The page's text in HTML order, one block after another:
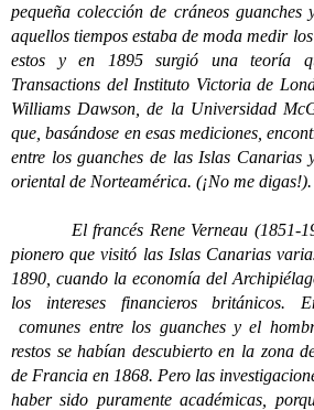
pequeña colección de cráneos
aquellos tiempos estaba de moda medir
estos y en 1895 surgió una teoría
Transactions del Instituto Victoria de
Williams Dawson, de la Universidad
que, basándose en esas mediciones,
entre los guanches de las Islas Canarias
oriental de Norteamérica. (¡No me digas!).
El francés Rene Verneau (1851-
pionero que visitó las Islas Canarias
1890, cuando la economía del
los intereses financieros británicos.
comunes entre los guanches y el
restos se habían descubierto en la zona
de Francia en 1868. Pero las
haber sido puramente académicas,